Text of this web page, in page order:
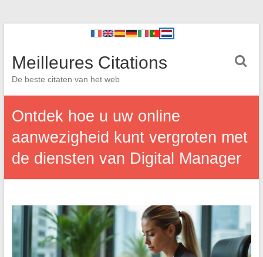
Meilleures Citations
De beste citaten van het web
Ontdek hoe u uw online
aanwezigheid kunt vergroten met
de diensten van Digital Manager